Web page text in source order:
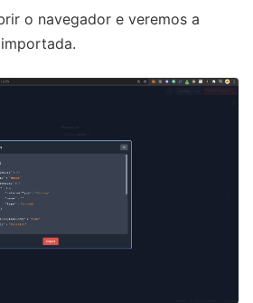
o navegador e veremos a